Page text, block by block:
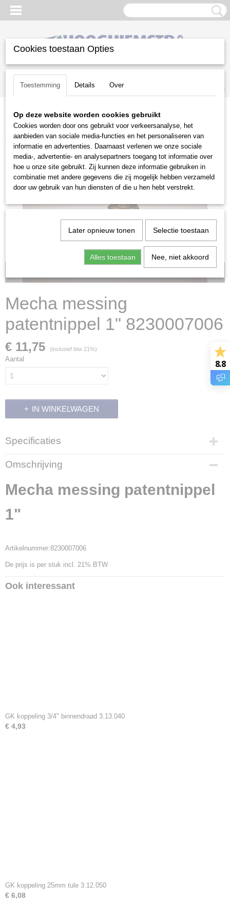
Inloggen Registreren
(0)
Home >Gazononderhoud>Beregeningstechniek
Mecha messing patentnippel 1" 8230007006
Mecha messing
patentnippel 1" 8230007006
€ 11,75 (inclusief btw 21%)
Aantal
IN WINKELWAGEN
Specificaties
Productcode
14192
Productcode leverancier
8230007006
Omschrijving
Mecha messing patentnippel
1"
Artikelnummer:8230007006
De prijs is per stuk incl. 21% BTW
Ook interessant
GK koppeling 3/4" binnendraad 3.13.040
€ 4,93
GK koppeling 25mm tule 3.12.050
€ 6,08
8.8
Cookies toestaan Opties
Toestemming Details Over
Op deze website worden cookies gebruikt
Cookies worden door ons gebruikt voor verkeersanalyse, het
aanbieden van sociale media-functies en het personaliseren van
informatie en advertenties. Daarnaast verlenen we onze sociale
media-, advertentie- en analysepartners toegang tot informatie over
hoe u onze site gebruikt. Zij kunnen deze informatie gebruiken in
combinatie met andere gegevens die zij mogelijk hebben verzameld
door uw gebruik van hun diensten of die u hen hebt verstrekt.
Later opnieuw tonen Selectie toestaan
Alles toestaan Nee, niet akkoord